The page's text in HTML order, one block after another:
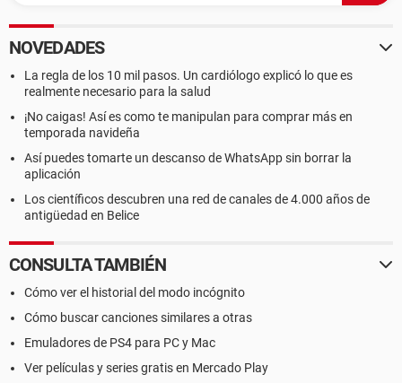
NOVEDADES
La regla de los 10 mil pasos. Un cardiólogo explicó lo que es
realmente necesario para la salud
¡No caigas! Así es como te manipulan para comprar más en
temporada navideña
Así puedes tomarte un descanso de WhatsApp sin borrar la
aplicación
Los científicos descubren una red de canales de 4.000 años de
antigüedad en Belice
CONSULTA TAMBIÉN
Cómo ver el historial del modo incógnito
Cómo buscar canciones similares a otras
Emuladores de PS4 para PC y Mac
Ver películas y series gratis en Mercado Play